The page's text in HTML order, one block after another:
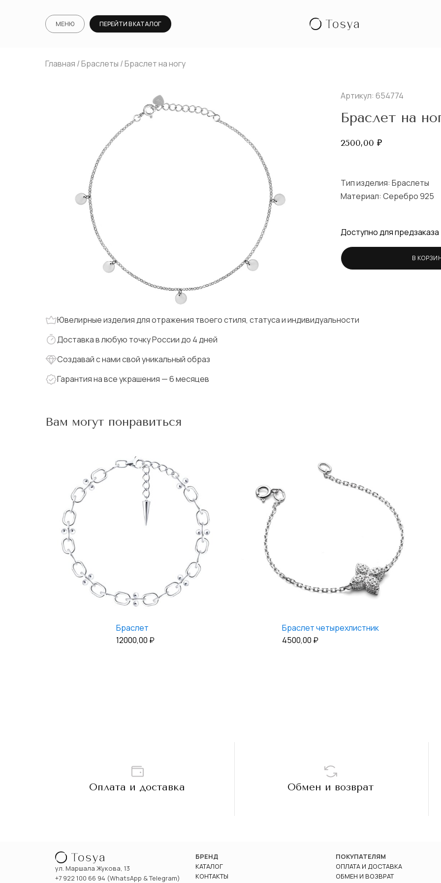
МЕНЮ ПЕРЕЙТИ В КАТАЛОГ
Главная /Браслеты / Браслет на ногу
Артикул: 654774
Браслет на
2500,00 ₽
Тип изделия: Браслеты
Материал: Серебро 925
Доступно для предзаказа
В
Ювелирные изделия для отражения твоего стиля, статуса и индивидуальности
Доставка в любую точку России до 4 дней
Создавай с нами свой уникальный образ
Гарантия на все украшения — 6 месяцев
Вам могут понравиться
Браслет
12000,00 ₽
Браслет четырехлистник
4500,00 ₽
Оплата и доставка Обмен и возврат
ул. Маршала Жукова, 13
+7 922 100 66 94 (WhatsApp & Telegram)
БРЕНД
КАТАЛОГ
КОНТАКТЫ
ПОКУПАТЕЛЯМ
ОПЛАТА И ДОСТАВКА
ОБМЕН И ВОЗВРАТ